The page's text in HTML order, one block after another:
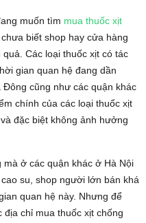
muốn tìm mua thuốc xịt
chưa biết shop hay cửa hàng
Các loại thuốc xịt có tác
gian quan hệ đang dần
cũng như các quận khác
chính của các loại thuốc xịt
đặc biệt không ảnh hưởng
ở các quận khác ở Hà Nội
su, shop người lớn bán khá
quan hệ này. Nhưng để
chỉ mua thuốc xịt chống